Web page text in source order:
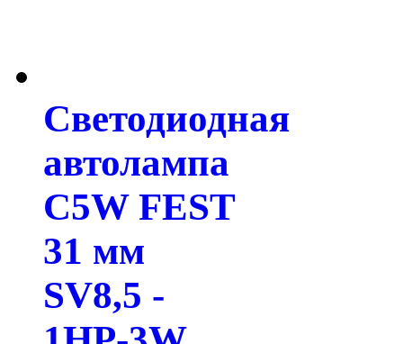
Светодиодная
автолампа
C5W FEST
31 мм
SV8,5 -